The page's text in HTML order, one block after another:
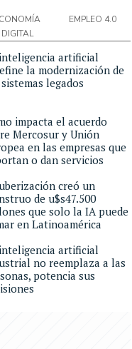
DIGITAL
EMPLEO 4.0
artificial
la modernización de
legados
impacta el acuerdo
Mercosur y Unión
en las empresas que
o dan servicios
creó un
de u$s47.500
que solo la IA puede
en Latinoamérica
artificial
no reemplaza a las
potencia sus